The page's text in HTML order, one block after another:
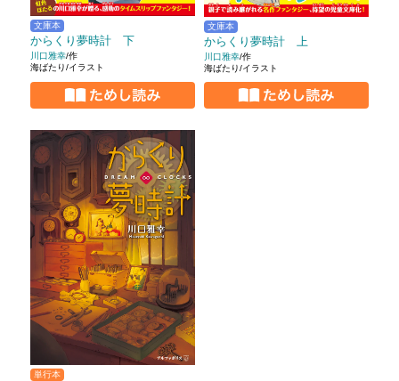
文庫本
からくり夢時計 下
川口雅幸/作
海ばたり/イラスト
文庫本
からくり夢時計 上
川口雅幸/作
海ばたり/イラスト
単行本